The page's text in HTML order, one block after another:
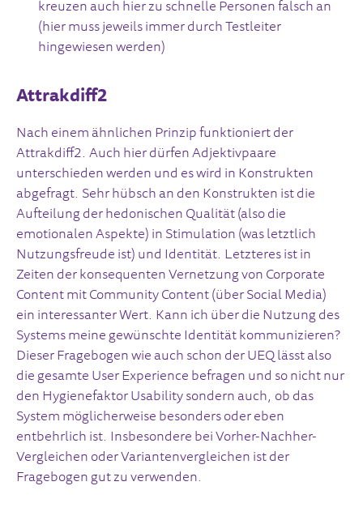
kreuzen auch hier zu schnelle Personen falsch an
(hier muss jeweils immer durch Testleiter
hingewiesen werden)
Attrakdiff2
Nach einem ähnlichen Prinzip funktioniert der
Attrakdiff2. Auch hier dürfen Adjektivpaare
unterschieden werden und es wird in Konstrukten
abgefragt. Sehr hübsch an den Konstrukten ist die
Aufteilung der hedonischen Qualität (also die
emotionalen Aspekte) in Stimulation (was letztlich
Nutzungsfreude ist) und Identität. Letzteres ist in
Zeiten der konsequenten Vernetzung von Corporate
Content mit Community Content (über Social Media)
ein interessanter Wert. Kann ich über die Nutzung des
Systems meine gewünschte Identität kommunizieren?
Dieser Fragebogen wie auch schon der UEQ lässt also
die gesamte User Experience befragen und so nicht nur
den Hygienefaktor Usability sondern auch, ob das
System möglicherweise besonders oder eben
entbehrlich ist. Insbesondere bei Vorher-Nachher-
Vergleichen oder Variantenvergleichen ist der
Fragebogen gut zu verwenden.